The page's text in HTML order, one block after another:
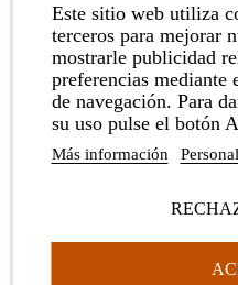
FUSIO OR
Osha
PIGMENTS FUSIO OR
Este sitio web utiliza
terceros para mejorar
mostrarle publicidad
preferencias mediante
de navegación. Para
su uso pulse el botón
Más información